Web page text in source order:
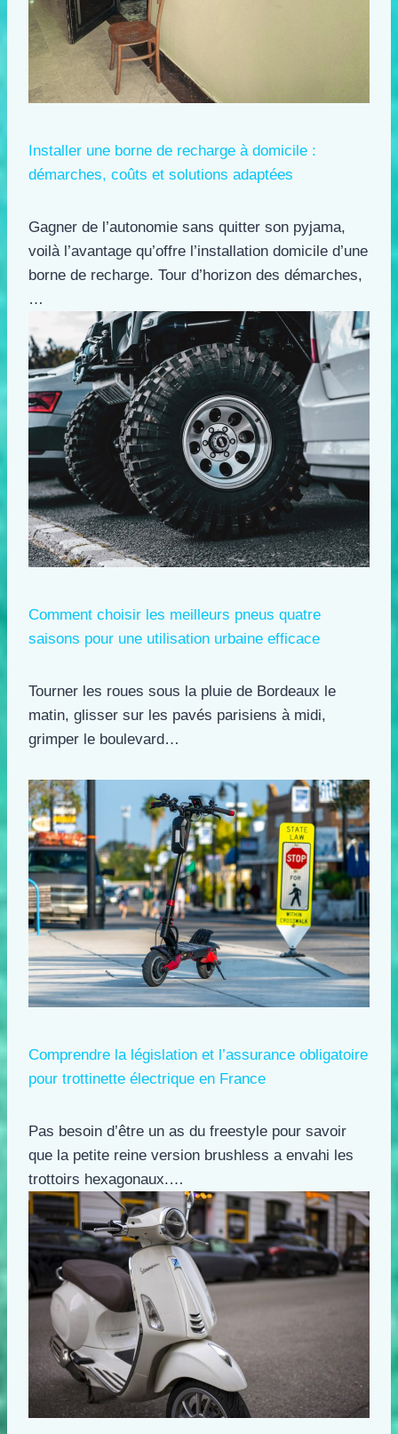
Installer une borne de recharge à domicile :
démarches, coûts et solutions adaptées
Gagner de l’autonomie sans quitter son pyjama,
voilà l’avantage qu’offre l’installation domicile d’une
borne de recharge. Tour d’horizon des démarches,
…
Comment choisir les meilleurs pneus quatre
saisons pour une utilisation urbaine efficace
Tourner les roues sous la pluie de Bordeaux le
matin, glisser sur les pavés parisiens à midi,
grimper le boulevard…
Comprendre la législation et l’assurance obligatoire
pour trottinette électrique en France
Pas besoin d’être un as du freestyle pour savoir
que la petite reine version brushless a envahi les
trottoirs hexagonaux.…